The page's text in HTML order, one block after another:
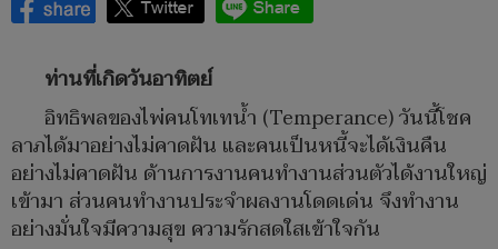
ท่านที่เกิดวันอาทิตย์
อิทธิพลของไพ่คนโทเทน้ำ (Temperance) วันนี้โชค
ลาภได้มาอย่างไม่คาดฝัน และคนเป็นหนี้จะได้เงินคืน
อย่างไม่คาดฝัน ด้านการงานคนทำงานส่วนตัวได้งานใหญ่
เข้ามา ส่วนคนทำงานประจำผลงานโดดเด่น จึงทำงาน
อย่างมั่นใจมีความสุข ความรักสดใสเข้าใจกัน